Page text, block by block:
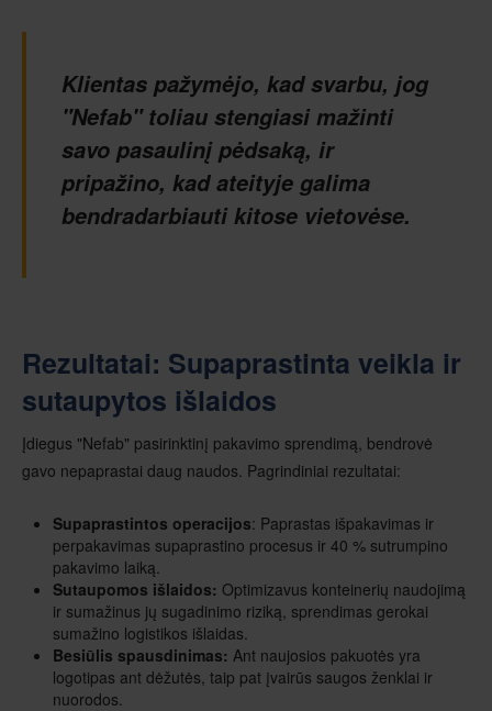
Klientas pažymėjo, kad svarbu, jog
"Nefab" toliau stengiasi mažinti
savo pasaulinį pėdsaką, ir
pripažino, kad ateityje galima
bendradarbiauti kitose vietovėse.
Rezultatai: Supaprastinta veikla ir
sutaupytos išlaidos
Įdiegus "Nefab" pasirinktinį pakavimo sprendimą, bendrovė
gavo nepaprastai daug naudos. Pagrindiniai rezultatai:
Supaprastintos operacijos: Paprastas išpakavimas ir
perpakavimas supaprastino procesus ir 40 % sutrumpino
pakavimo laiką.
Sutaupomos išlaidos: Optimizavus konteinerių naudojimą
ir sumažinus jų sugadinimo riziką, sprendimas gerokai
sumažino logistikos išlaidas.
Besiūlis spausdinimas: Ant naujosios pakuotės yra
logotipas ant dėžutės, taip pat įvairūs saugos ženklai ir
nuorodos.